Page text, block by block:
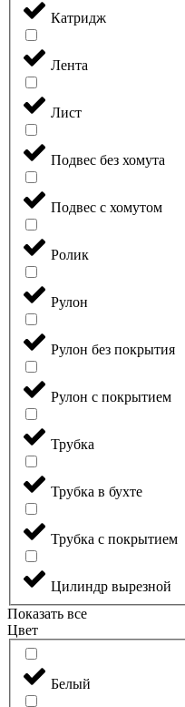
Катридж
Лента
Лист
Подвес без хомута
Подвес с хомутом
Ролик
Рулон
Рулон без покрытия
Рулон с покрытием
Трубка
Трубка в бухте
Трубка с покрытием
Цилиндр вырезной
Показать все
Цвет
Белый